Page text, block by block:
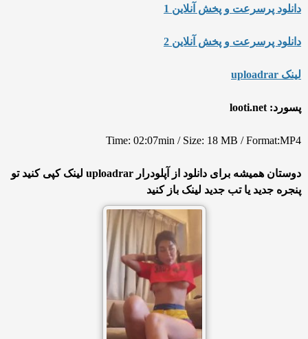
دانلود پرسرعت و پخش آنلاین 1
دانلود پرسرعت و پخش آنلاین 2
لینک uploadrar
پسورد: looti.net
Time: 02:07min / Size: 18 MB / Format:MP4
دوستان همیشه برای دانلود از آپلودرار uploadrar لینک کپی کنید تو
پنجره جدید یا تب جدید لینک باز کنید